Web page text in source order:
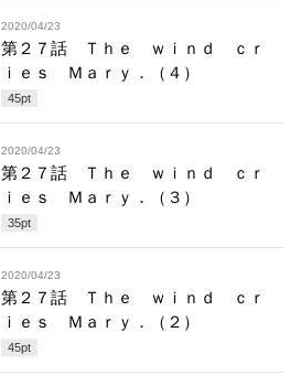
2020/04/23
第２７話 Ｔｈｅ ｗｉｎｄ ｃｒ
ｉｅｓ Ｍａｒｙ．（４）
45pt
2020/04/23
第２７話 Ｔｈｅ ｗｉｎｄ ｃｒ
ｉｅｓ Ｍａｒｙ．（３）
35pt
2020/04/23
第２７話 Ｔｈｅ ｗｉｎｄ ｃｒ
ｉｅｓ Ｍａｒｙ．（２）
45pt